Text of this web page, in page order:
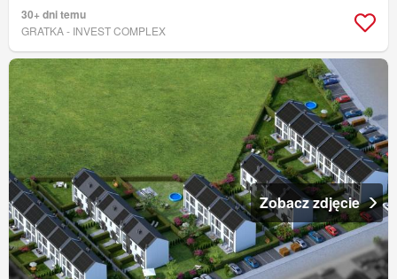
30+ dni temu
GRATKA - INVEST COMPLEX
Zobacz zdjęcie